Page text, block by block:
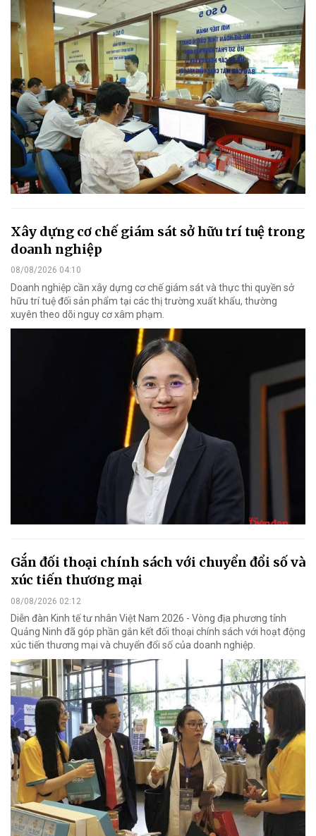
Xây dựng cơ chế giám sát sở hữu trí tuệ trong
doanh nghiệp
08/08/2026 04:10
Doanh nghiệp cần xây dựng cơ chế giám sát và thực thi quyền sở
hữu trí tuệ đối sản phẩm tại các thị trường xuất khẩu, thường
xuyên theo dõi nguy cơ xâm phạm.
Gắn đối thoại chính sách với chuyển đổi số và
xúc tiến thương mại
08/08/2026 02:12
Diễn đàn Kinh tế tư nhân Việt Nam 2026 - Vòng địa phương tỉnh
Quảng Ninh đã góp phần gắn kết đối thoại chính sách với hoạt động
xúc tiến thương mại và chuyển đổi số của doanh nghiệp.